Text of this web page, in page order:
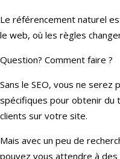
Le référencement naturel
le web, où les règles
Question? Comment faire ?
Sans le SEO, vous ne
spécifiques pour obtenir du
clients sur votre site.
Mais avec un peu de
pouvez vous attendre à